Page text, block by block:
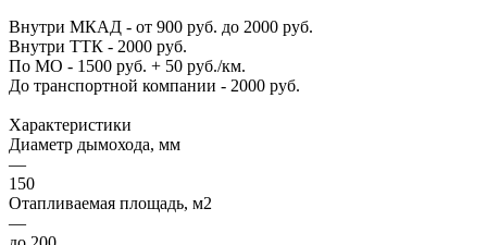
Внутри МКАД - от 900 руб. до 2000 руб.
Внутри ТТК - 2000 руб.
По МО - 1500 руб. + 50 руб./км.
До транспортной компании - 2000 руб.
Характеристики
Диаметр дымохода, мм
—
150
Отапливаемая площадь, м2
—